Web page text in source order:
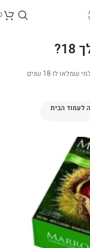
הכניסה והרכישה בחנות האתר מיועדת למי שמלאו לו 18 שנים
לעמוד הבית